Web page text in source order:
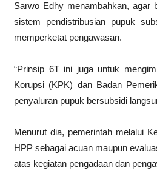
Sarwo Edhy menambahkan, agar
sistem pendistribusian pupuk
memperketat pengawasan.
“Prinsip 6T ini juga untuk
Korupsi (KPK) dan Badan
penyaluran pupuk bersubsidi
Menurut dia, pemerintah melalui
HPP sebagai acuan maupun
atas kegiatan pengadaan dan